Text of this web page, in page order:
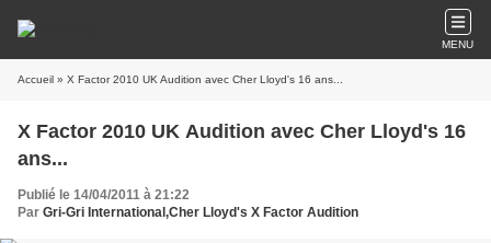
MENU
Accueil » X Factor 2010 UK Audition avec Cher Lloyd's 16 ans...
X Factor 2010 UK Audition avec Cher Lloyd's 16
ans...
Publié le 14/04/2011 à 21:22
Par Gri-Gri International,Cher Lloyd's X Factor Audition